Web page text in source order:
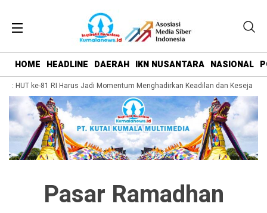
HOME HEADLINE DAERAH IKN NUSANTARA NASIONAL
HUT ke-81 RI Harus Jadi Momentum Menghadirkan Keadilan dan
Pasar Ramadhan